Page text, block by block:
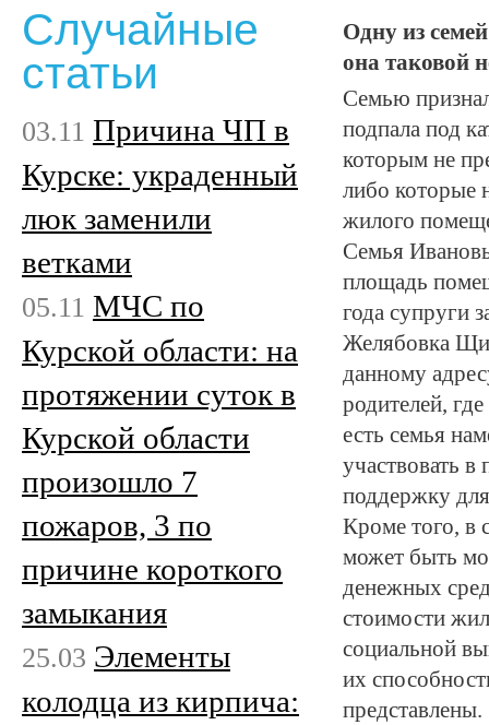
Одну из
она таковой
Семью
подпала под
которым не
либо которые
жилого
Семья
площадь
года супруги
Желябовка
данному
родителей,
есть семья
участвовать
поддержку
Кроме того, в
может быть
денежных
стоимости
социальной
их
представлены.
Случайные
статьи
03.11 Причина ЧП в
Курске: украденный
люк заменили
ветками
05.11 МЧС по
Курской области: на
протяжении суток в
Курской области
произошло 7
пожаров, 3 по
причине короткого
замыкания
25.03 Элементы
колодца из кирпича: